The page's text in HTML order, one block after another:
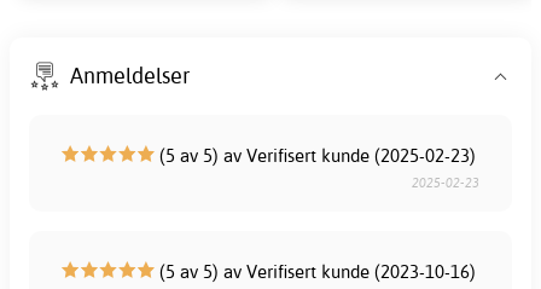
Anmeldelser
(5 av 5) av Verifisert kunde (2025-02-23)
2025-02-23
(5 av 5) av Verifisert kunde (2023-10-16)